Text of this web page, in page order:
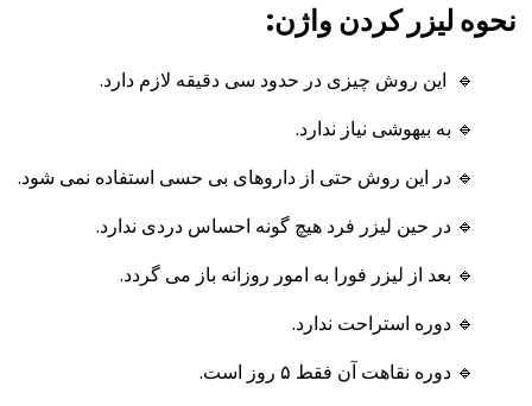
نحوه لیزر کردن واژن:
🔹 این روش چیزی در حدود سی دقیقه لازم دارد.
🔹 به بیهوشی نیاز ندارد.
🔹 در این روش حتی از داروهای بی حسی استفاده نمی شود.
🔹 در حین لیزر فرد هیچ گونه احساس دردی ندارد.
🔹 بعد از لیزر فورا به امور روزانه باز می گردد‌‌.
🔹 دوره استراحت ندارد.
🔹 دوره نقاهت آن فقط ۵ روز است.